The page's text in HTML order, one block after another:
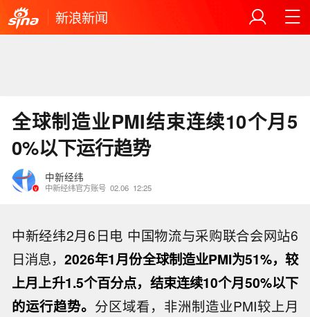
新浪新闻
全球制造业PMI结束连续10个月5
0%以下运行趋势
中新经纬
中新经纬官方账号 02.06 12:25
中新经纬2月6日电 中国物流与采购联合会网站6
日消息，2026年1月份全球制造业PMI为51%，较
上月上升1.5个百分点，结束连续10个月50%以下
的运行趋势。 分区域看，非洲制造业PMI较上月